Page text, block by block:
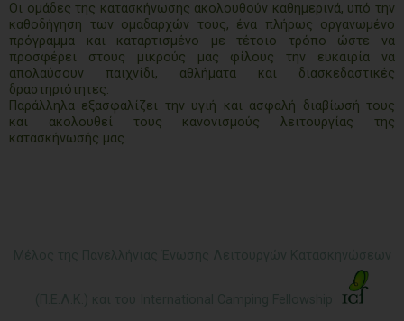
Οι ομάδες της κατασκήνωσης ακολουθούν καθημερινά, υπό την
καθοδήγηση των ομαδαρχών τους, ένα πλήρως οργανωμένο
πρόγραμμα και καταρτισμένο με τέτοιο τρόπo ώστε να
προσφέρει στους μικρούς μας φίλους την ευκαιρία να
απολαύσουν παιχνίδι, αθλήματα και διασκεδαστικές
δραστηριότητες.
Παράλληλα εξασφαλίζει την υγιή και ασφαλή διαβίωσή τους
και ακολουθεί τους κανονισμούς λειτουργίας της
κατασκήνωσής μας.